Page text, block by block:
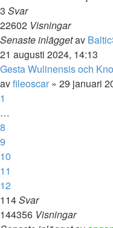
3 Svar
22602 Visningar
Senaste inläggetav
21 augusti 2024, 14:13
Gesta Wulinensis och
avfileoscar » 29 januari
1
…
8
9
10
11
12
114Svar
144356 Visningar